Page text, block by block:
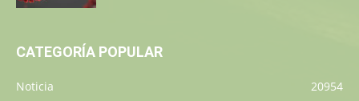
CATEGORÍA POPULAR
Noticia
20954